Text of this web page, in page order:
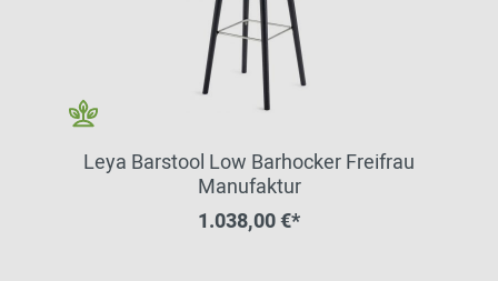
Leya Barstool Low Barhocker Freifrau
Manufaktur
1.038,00 €*